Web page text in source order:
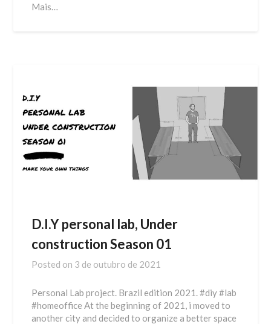
Mais…
D.I.Y personal lab, Under
construction Season 01
Posted on 3 de outubro de 2021
Personal Lab project. Brazil edition 2021. #diy #lab
#homeoffice At the beginning of 2021, i moved to
another city and decided to organize a better space